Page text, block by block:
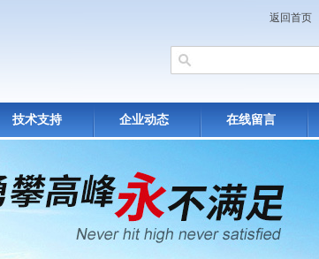
返回首页
技术支持 企业动态 在线留言